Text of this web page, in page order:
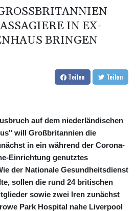
W
IN EX-C
BRINGEN
Teilen Teilen
auf dem niederländischen
will Großbritannien die
in ein während der Corona-
Einrichtung genutztes
der Nationale Gesundheitsdienst
sollen die rund 24 britischen
sowie zwei Iren zunächst
Park Hospital nahe Liverpool